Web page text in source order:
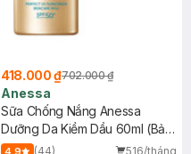
418.000 ₫702.000 ₫
Anessa
Sữa Chống Nắng Anessa
Dưỡng Da Kiềm Dầu 60ml (Bản
Mới)
4.9 (44)
516/tháng